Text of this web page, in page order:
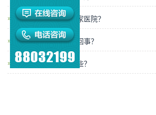
福州肛肠疾病治疗哪家医院？
福州大便有血是怎么回事？
肛门疼痛的症状有哪些？